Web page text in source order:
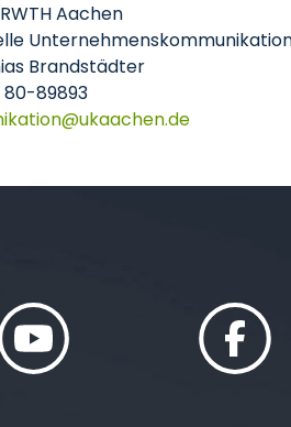
Aachen
Brandstädter
80-89893
ukaachende